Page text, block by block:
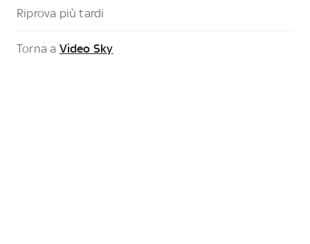
Riprova più tardi
Torna a Video Sky